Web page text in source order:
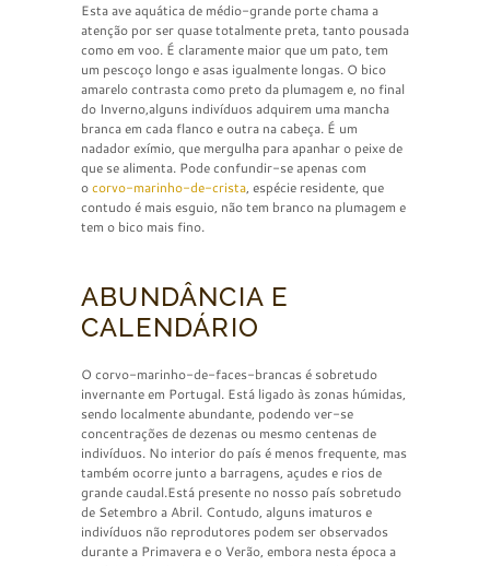
Esta ave aquática de médio-grande porte chama a
atenção por ser quase totalmente preta, tanto pousada
como em voo. É claramente maior que um pato, tem
um pescoço longo e asas igualmente longas. O bico
amarelo contrasta como preto da plumagem e, no final
do Inverno,alguns indivíduos adquirem uma mancha
branca em cada flanco e outra na cabeça. É um
nadador exímio, que mergulha para apanhar o peixe de
que se alimenta. Pode confundir-se apenas com
ocorvo-marinho-de-crista, espécie residente, que
contudo é mais esguio, não tem branco na plumagem e
tem o bico mais fino.
ABUNDÂNCIA E
CALENDÁRIO
O corvo-marinho-de-faces-brancas é sobretudo
invernante em Portugal. Está ligado às zonas húmidas,
sendo localmente abundante, podendo ver-se
concentrações de dezenas ou mesmo centenas de
indivíduos. No interior do país é menos frequente, mas
também ocorre junto a barragens, açudes e rios de
grande caudal.Está presente no nosso país sobretudo
de Setembro a Abril. Contudo, alguns imaturos e
indivíduos não reprodutores podem ser observados
durante a Primavera e o Verão, embora nesta época a